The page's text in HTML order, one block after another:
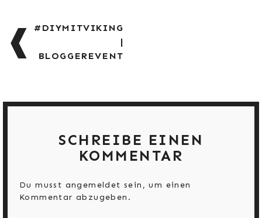
BEITRAGSNAVIGATION
#DIYMITVIKING
|
BLOGGEREVENT
SCHREIBE EINEN
KOMMENTAR
Du musst angemeldet sein, um einen
Kommentar abzugeben.